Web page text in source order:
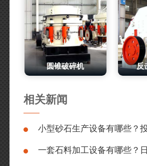
圆锥破碎机 反
相关新闻